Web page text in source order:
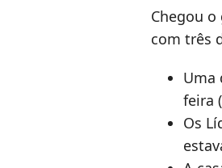
Chegou
com três
Uma
feira
Os